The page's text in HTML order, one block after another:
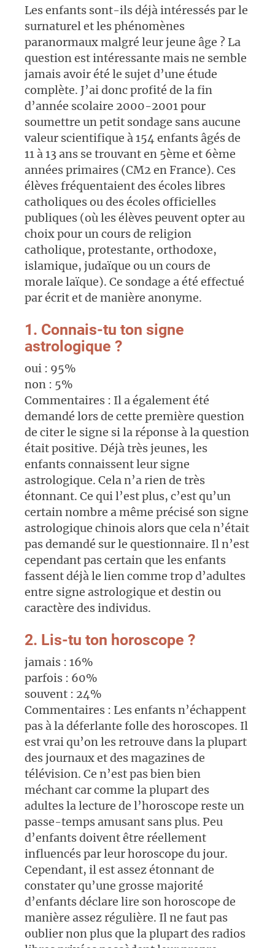
Les enfants sont-ils déjà intéressés par le
surnaturel et les phénomènes
paranormaux malgré leur jeune âge ? La
question est intéressante mais ne semble
jamais avoir été le sujet d’une étude
complète. J’ai donc profité de la fin
d’année scolaire 2000-2001 pour
soumettre un petit sondage sans aucune
valeur scientifique à 154 enfants âgés de
11 à 13 ans se trouvant en 5ème et 6ème
années primaires (CM2 en France). Ces
élèves fréquentaient des écoles libres
catholiques ou des écoles officielles
publiques (où les élèves peuvent opter au
choix pour un cours de religion
catholique, protestante, orthodoxe,
islamique, judaïque ou un cours de
morale laïque). Ce sondage a été effectué
par écrit et de manière anonyme.
1. Connais-tu ton signe
astrologique ?
oui : 95%
non : 5%
Commentaires : Il a également été
demandé lors de cette première question
de citer le signe si la réponse à la question
était positive. Déjà très jeunes, les
enfants connaissent leur signe
astrologique. Cela n’a rien de très
étonnant. Ce qui l’est plus, c’est qu’un
certain nombre a même précisé son signe
astrologique chinois alors que cela n’était
pas demandé sur le questionnaire. Il n’est
cependant pas certain que les enfants
fassent déjà le lien comme trop d’adultes
entre signe astrologique et destin ou
caractère des individus.
2. Lis-tu ton horoscope ?
jamais : 16%
parfois : 60%
souvent : 24%
Commentaires : Les enfants n’échappent
pas à la déferlante folle des horoscopes. Il
est vrai qu’on les retrouve dans la plupart
des journaux et des magazines de
télévision. Ce n’est pas bien bien
méchant car comme la plupart des
adultes la lecture de l’horoscope reste un
passe-temps amusant sans plus. Peu
d’enfants doivent être réellement
influencés par leur horoscope du jour.
Cependant, il est assez étonnant de
constater qu’une grosse majorité
d’enfants déclare lire son horoscope de
manière assez régulière. Il ne faut pas
oublier non plus que la plupart des radios